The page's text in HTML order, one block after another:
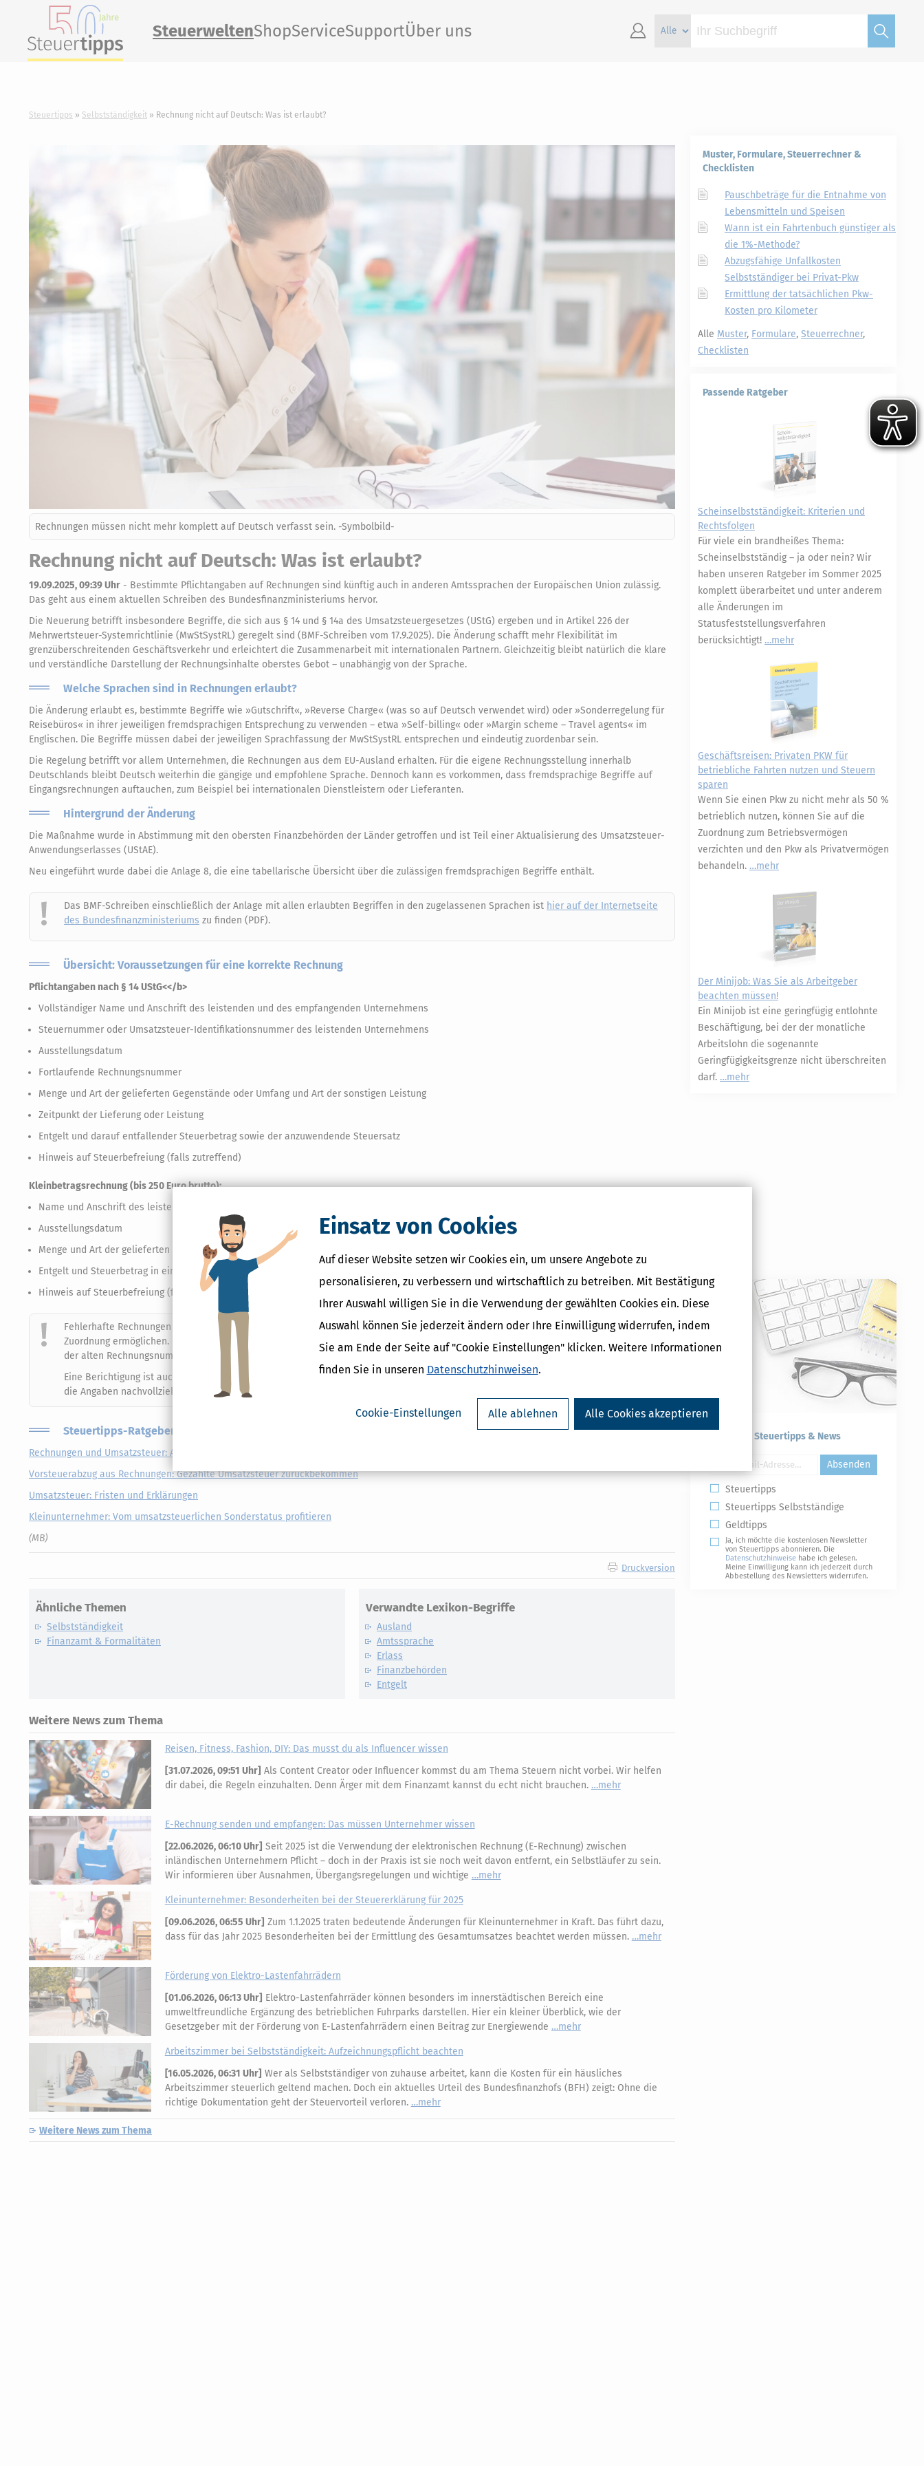
Einsatz von Cookies
Auf dieser Website setzen wir Cookies ein, um unsere Angebote zu
personalisieren, zu verbessern und wirtschaftlich zu betreiben. Mit Bestätigung
Ihrer Auswahl willigen Sie in die Verwendung der gewählten Cookies ein. Diese
Auswahl können Sie jederzeit ändern oder Ihre Einwilligung widerrufen, indem
Sie am Ende der Seite auf "Cookie Einstellungen" klicken. Weitere Informationen
finden Sie in unseren Datenschutzhinweisen.
Cookie-Einstellungen Alle ablehnen Alle Cookies akzeptieren
SteuerweltenShopServiceSupportÜber uns
Steuertipps Selbstständigkeit Rechnung nicht auf Deutsch: Was ist erlaubt?
Rechnungen müssen nicht mehr komplett auf Deutsch verfasst sein. -Symbolbild-
Rechnung nicht auf Deutsch: Was ist erlaubt?
19.09.2025, 09:39 Uhr - Bestimmte Pflichtangaben auf Rechnungen sind künftig auch in anderen Amtssprachen der Europäischen Union zulässig.
Das geht aus einem aktuellen Schreiben des Bundesfinanzministeriums hervor.
Die Neuerung betrifft insbesondere Begriffe, die sich aus § 14 und § 14a des Umsatzsteuergesetzes (UStG) ergeben und in Artikel 226 der
Mehrwertsteuer-Systemrichtlinie (MwStSystRL) geregelt sind (BMF-Schreiben vom 17.9.2025). Die Änderung schafft mehr Flexibilität im
grenzüberschreitenden Geschäftsverkehr und erleichtert die Zusammenarbeit mit internationalen Partnern. Gleichzeitig bleibt natürlich die klare
und verständliche Darstellung der Rechnungsinhalte oberstes Gebot – unabhängig von der Sprache.
Welche Sprachen sind in Rechnungen erlaubt?
Die Änderung erlaubt es, bestimmte Begriffe wie »Gutschrift«, »Reverse Charge« (was so auf Deutsch verwendet wird) oder »Sonderregelung für
Reisebüros« in ihrer jeweiligen fremdsprachigen Entsprechung zu verwenden – etwa »Self-billing« oder »Margin scheme – Travel agents« im
Englischen. Die Begriffe müssen dabei der jeweiligen Sprachfassung der MwStSystRL entsprechen und eindeutig zuordenbar sein.
Die Regelung betrifft vor allem Unternehmen, die Rechnungen aus dem EU-Ausland erhalten. Für die eigene Rechnungsstellung innerhalb
Deutschlands bleibt Deutsch weiterhin die gängige und empfohlene Sprache. Dennoch kann es vorkommen, dass fremdsprachige Begriffe auf
Eingangsrechnungen auftauchen, zum Beispiel bei internationalen Dienstleistern oder Lieferanten.
Hintergrund der Änderung
Die Maßnahme wurde in Abstimmung mit den obersten Finanzbehörden der Länder getroffen und ist Teil einer Aktualisierung des Umsatzsteuer-
Anwendungserlasses (UStAE).
Neu eingeführt wurde dabei die Anlage 8, die eine tabellarische Übersicht über die zulässigen fremdsprachigen Begriffe enthält.
Das BMF-Schreiben einschließlich der Anlage mit allen erlaubten Begriffen in den zugelassenen Sprachen ist hier auf der Internetseite
des Bundesfinanzministeriums zu finden (PDF).
Übersicht: Voraussetzungen für eine korrekte Rechnung
Pflichtangaben nach § 14 UStG<</b>
Vollständiger Name und Anschrift des leistenden und des empfangenden Unternehmens
Steuernummer oder Umsatzsteuer-Identifikationsnummer des leistenden Unternehmens
Ausstellungsdatum
Fortlaufende Rechnungsnummer
Menge und Art der gelieferten Gegenstände oder Umfang und Art der sonstigen Leistung
Zeitpunkt der Lieferung oder Leistung
Entgelt und darauf entfallender Steuerbetrag sowie der anzuwendende Steuersatz
Hinweis auf Steuerbefreiung (falls zutreffend)
Kleinbetragsrechnung (bis 250 Euro brutto):
Name und Anschrift des leistenden Unternehmens
Ausstellungsdatum
Menge und Art der gelieferten Gegenstände oder Umfang und Art der sonstigen Leistung
Entgelt und Steuerbetrag in einer Summe sowie der Steuersatz
Hinweis auf Steuerbefreiung (falls zutreffend)
Fehlerhafte Rechnungen können berichtigt werden, sofern sie ursprünglich alle Mindestangaben enthalten, die eine eindeutige
Zuordnung ermöglichen. Die Berichtigung erfolgt durch eine neue Rechnung mit Bezug zur ursprünglichen, zum Beispiel durch Angabe
der alten Rechnungsnummer.
Eine Berichtigung ist auch dann möglich, wenn die ursprüngliche Rechnung in einer anderen EU-Amtssprache verfasst wurde, solange
die Angaben nachvollziehbar und eindeutig sind.
Steuertipps-Ratgeber zum Thema Rechnungen
Rechnungen und Umsatzsteuer: Ausstellung, Pflichtangaben und Sonderformen
Vorsteuerabzug aus Rechnungen: Gezahlte Umsatzsteuer zurückbekommen
Umsatzsteuer: Fristen und Erklärungen
Kleinunternehmer: Vom umsatzsteuerlichen Sonderstatus profitieren
(MB)
Druckversion
Ähnliche Themen
Selbstständigkeit
Finanzamt & Formalitäten
Verwandte Lexikon-Begriffe
Ausland
Amtssprache
Erlass
Finanzbehörden
Entgelt
Weitere News zum Thema
Reisen, Fitness, Fashion, DIY: Das musst du als Influencer wissen
[31.07.2026, 09:51 Uhr] Als Content Creator oder Influencer kommst du am Thema Steuern nicht vorbei. Wir helfen
dir dabei, die Regeln einzuhalten. Denn Ärger mit dem Finanzamt kannst du echt nicht brauchen.
mehr
E-Rechnung senden und empfangen: Das müssen Unternehmer wissen
[22.06.2026, 06:10 Uhr] Seit 2025 ist die Verwendung der elektronischen Rechnung (E-Rechnung) zwischen
inländischen Unternehmern Pflicht – doch in der Praxis ist sie noch weit davon entfernt, ein Selbstläufer zu sein.
Wir informieren über Ausnahmen, Übergangsregelungen und wichtige
mehr
Kleinunternehmer: Besonderheiten bei der Steuererklärung für 2025
[09.06.2026, 06:55 Uhr] Zum 1.1.2025 traten bedeutende Änderungen für Kleinunternehmer in Kraft. Das führt dazu,
dass für das Jahr 2025 Besonderheiten bei der Ermittlung des Gesamtumsatzes beachtet werden müssen.
mehr
Förderung von Elektro-Lastenfahrrädern
[01.06.2026, 06:13 Uhr] Elektro-Lastenfahrräder können besonders im innerstädtischen Bereich eine
umweltfreundliche Ergänzung des betrieblichen Fuhrparks darstellen. Hier ein kleiner Überblick, wie der
Gesetzgeber mit der Förderung von E-Lastenfahrrädern einen Beitrag zur Energiewende
mehr
Arbeitszimmer bei Selbstständigkeit: Aufzeichnungspflicht beachten
[16.05.2026, 06:31 Uhr] Wer als Selbstständiger von zuhause arbeitet, kann die Kosten für ein häusliches
Arbeitszimmer steuerlich geltend machen. Doch ein aktuelles Urteil des Bundesfinanzhofs (BFH) zeigt: Ohne die
richtige Dokumentation geht der Steuervorteil verloren.
mehr
Weitere News zum Thema
Muster, Formulare, Steuerrechner &
Checklisten
Pauschbeträge für die Entnahme von
Lebensmitteln und Speisen
Wann ist ein Fahrtenbuch günstiger als
die 1%-Methode?
Abzugsfähige Unfallkosten
Selbstständiger bei Privat-Pkw
Ermittlung der tatsächlichen Pkw-
Kosten pro Kilometer
Alle Muster, Formulare, Steuerrechner,
Checklisten
Passende Ratgeber
Scheinselbstständigkeit: Kriterien und
Rechtsfolgen
Für viele ein brandheißes Thema:
Scheinselbstständig – ja oder nein? Wir
haben unseren Ratgeber im Sommer 2025
komplett überarbeitet und unter anderem
alle Änderungen im
Statusfeststellungsverfahren
berücksichtigt!
mehr
Geschäftsreisen: Privaten PKW für
betriebliche Fahrten nutzen und Steuern
sparen
Wenn Sie einen Pkw zu nicht mehr als 50 %
betrieblich nutzen, können Sie auf die
Zuordnung zum Betriebsvermögen
verzichten und den Pkw als Privatvermögen
behandeln.
mehr
Der Minijob: Was Sie als Arbeitgeber
beachten müssen!
Ein Minijob ist eine geringfügig entlohnte
Beschäftigung, bei der der monatliche
Arbeitslohn die sogenannte
Geringfügigkeitsgrenze nicht überschreiten
darf.
mehr
Kostenlose Steuertipps & News
Absenden
Steuertipps
Steuertipps Selbstständige
Geldtipps
Ja, ich möchte die kostenlosen Newsletter
von Steuertipps abonnieren. Die
Datenschutzhinweise habe ich gelesen.
Meine Einwilligung kann ich jederzeit durch
Abbestellung des Newsletters widerrufen.